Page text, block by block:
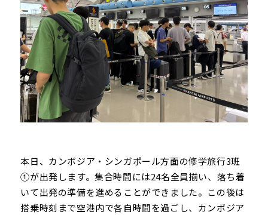
本日、カンボジア・シンガポール方面の修学旅行3班
①が出発します。集合時間には24名全員揃い、落ち着
いて出発の準備を進めることができました。この後は
搭乗時刻まで空港内で各自時間を過ごし、カンボジア